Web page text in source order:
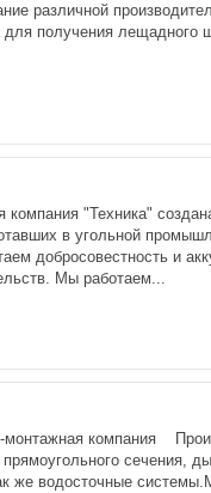
различной
для получения лещадного
"Техника"
в угольной
добросовестность и
Мы работаем...
монтажная компания
прямоугольного сечения,
же водосточные